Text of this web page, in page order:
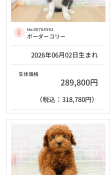
No.00764592
ボーダーコリー
2026年06月02日生まれ
生体価格
289,800円
（税込：318,780円）